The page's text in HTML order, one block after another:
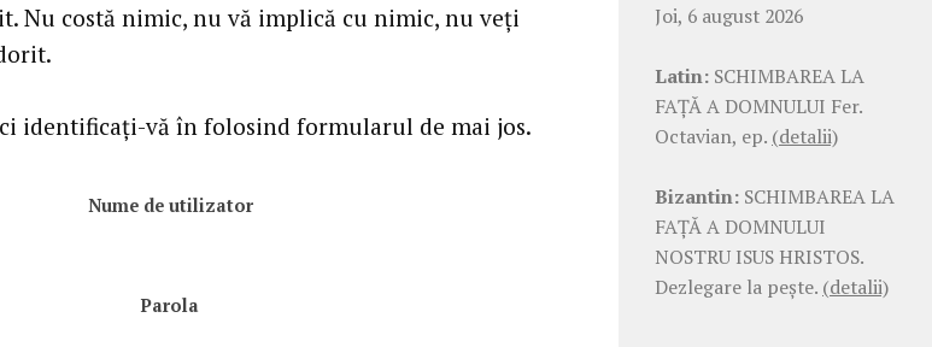
Nu costă nimic, nu vă implică cu nimic, nu veţi
identificaţi-vă în folosind formularul de mai jos.
Nume de utilizator
Parola
Joi, 6 august 2026
Latin: SCHIMBAREA LA
FAŢĂ A DOMNULUI Fer.
Octavian, ep. (detalii)
Bizantin: SCHIMBAREA LA
FAŢĂ A DOMNULUI
NOSTRU ISUS HRISTOS.
Dezlegare la pește. (detalii)